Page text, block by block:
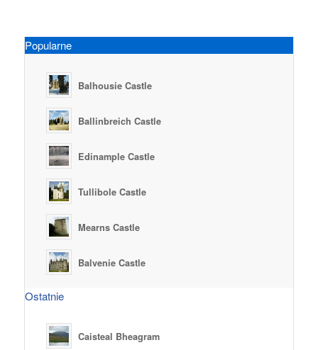
Popularne
Balhousie Castle
Ballinbreich Castle
Edinample Castle
Tullibole Castle
Mearns Castle
Balvenie Castle
Ostatnie
Caisteal Bheagram